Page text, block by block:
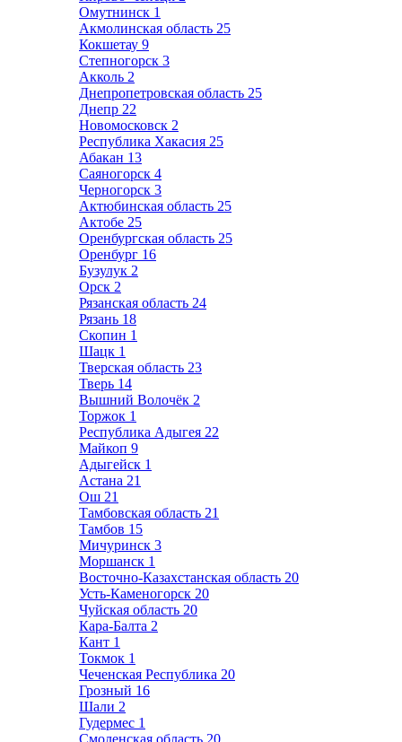
Омутнинск 1
Акмолинская область 25
Кокшетау 9
Степногорск 3
Акколь 2
Днепропетровская область 25
Днепр 22
Новомосковск 2
Республика Хакасия 25
Абакан 13
Саяногорск 4
Черногорск 3
Актюбинская область 25
Актобе 25
Оренбургская область 25
Оренбург 16
Бузулук 2
Орск 2
Рязанская область 24
Рязань 18
Скопин 1
Шацк 1
Тверская область 23
Тверь 14
Вышний Волочёк 2
Торжок 1
Республика Адыгея 22
Майкоп 9
Адыгейск 1
Астана 21
Ош 21
Тамбовская область 21
Тамбов 15
Мичуринск 3
Моршанск 1
Восточно-Казахстанская область 20
Усть-Каменогорск 20
Чуйская область 20
Кара-Балта 2
Кант 1
Токмок 1
Чеченская Республика 20
Грозный 16
Шали 2
Гудермес 1
Смоленская область 20